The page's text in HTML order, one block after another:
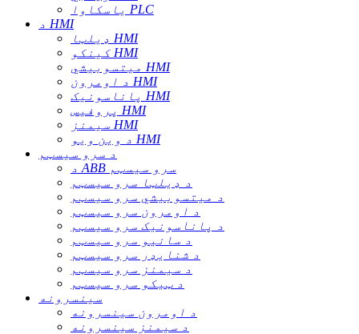
یاسکاوا PLC
د HMI
ډیلټا HMI
کینکو HMI
میتسوبیشي HMI
د اومرون HMI
پاناسونیک HMI
پروفیس HMI
سیمنز HMI
د وین ویو HMI
د سرو سیسټم
د ABB سرو سیسټم
د ډیلټا سرو سیسټم
د میتسوبیشي سرو سیسټم
د اومرون سرو سیسټم
د پاناسونیک سرو سیسټم
د سانیو سرو سیسټم
د شنایډر سرو سیسټم
د سیمنز سرو سیسټم
د ټیکو سرو سیسټم
سینسرونه
د اومرون سینسرونه
د سیمنز سینسرونه